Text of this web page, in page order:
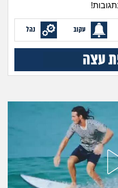
עבודה וקריירה
חברים ואנשים
בית, שכנים ושותפים
שומרים על הגוף
פיננסי וכלכלה
בין הסדינים
עקוב נהל